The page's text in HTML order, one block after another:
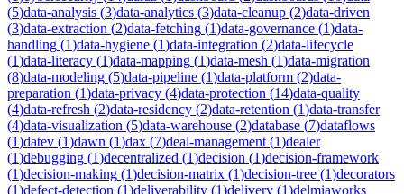
(5)data-analysis (3)data-analytics (3)data-cleanup (2)data-driven
(3)data-extraction (2)data-fetching (1)data-governance (1)data-
handling (1)data-hygiene (1)data-integration (2)data-lifecycle
(1)data-literacy (1)data-mapping (1)data-mesh (1)data-migration
(8)data-modeling (5)data-pipeline (1)data-platform (2)data-
preparation (1)data-privacy (4)data-protection (14)data-quality
(4)data-refresh (2)data-residency (2)data-retention (1)data-transfer
(4)data-visualization (5)data-warehouse (2)database (7)dataflows
(1)datev (1)dawn (1)dax (7)deal-management (1)dealer
(1)debugging (1)decentralized (1)decision (1)decision-framework
(1)decision-making (1)decision-matrix (1)decision-tree (1)decorators
(1)defect-detection (1)deliverability (1)delivery (1)delmiaworks